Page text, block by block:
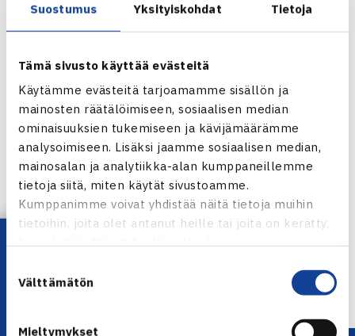
Suostumus Yksityiskohdat Tietoja
Tämä sivusto käyttää evästeitä
Käytämme evästeitä tarjoamamme sisällön ja
mainosten räätälöimiseen, sosiaalisen median
ominaisuuksien tukemiseen ja kävijämäärämme
analysoimiseen. Lisäksi jaamme sosiaalisen median,
mainosalan ja analytiikka-alan kumppaneillemme
tietoja siitä, miten käytät sivustoamme.
Kumppanimme voivat yhdistää näitä tietoja muihin
tietoihin, joita olet antanut heille tai joita on kerätty,
valinta
Välttämätön
Mieltymykset
Siinä vastaan tulevat niin ikään Isoa-Britanniaa edustavat
Anna Fitzpatrick ja Jade Windley.
$25,000 WOKING-FOXHILLS, GBR
Seuraava uutinen: Herkko Pöllänen
Lataa OmaTennis!